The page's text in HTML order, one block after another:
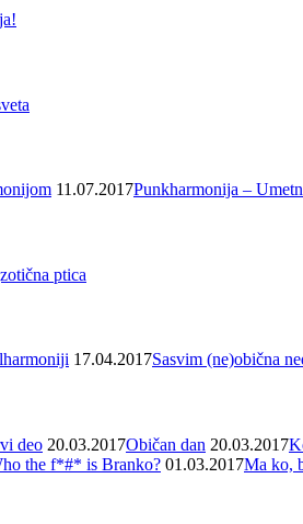
11.07.2017Punkharmonija –
ptica
17.04.2017Sasvim (ne)obična
deo 20.03.2017Običan dan 20.03.2017
the f*#* is Branko? 01.03.2017Ma ko,